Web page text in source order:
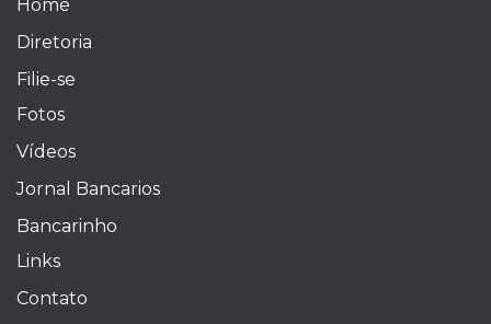
Home
Diretoria
Filie-se
Fotos
Vídeos
Jornal Bancarios
Bancarinho
Links
Contato